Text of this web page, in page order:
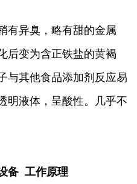
有异臭，略有甜的金属
后变为含正铁盐的黄褐
与其他食品添加剂反应易
明液体，呈酸性。几乎不
备 工作原理